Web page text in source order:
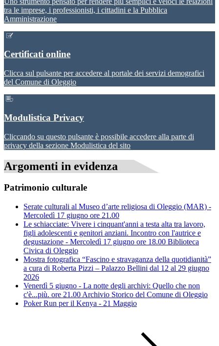
tra le imprese, i professionisti, i cittadini e la Pubblica
Amministrazione
Certificati online
Clicca sul pulsante per accedere al portale dei servizi demografici
del Comune di Oleggio
Modulistica Privacy
Cliccando su questo pulsante è possibile accedere alla parte di
privacy della sezione Modulistica del sito
Argomenti in evidenza
Patrimonio culturale
Serate culturali al Museo d’arte religiosa di Oleggio (MAR) -
Mercoledì 17 giugno ore 21.00
Le schiacciate: Vivere i cinquant'anni a testa alta tra lavoro,
figli adolescenti e genitori anziani. Incontro con l'autrice e
degustazione - Mercoledì 17 giugno ore 18.00 Biblioteca
Civica di Oleggio
Mostra fotografica “Fascino e stravaganza della quotidianità”
a cura di Roberta Pizzi – Palazzo Bellini dal 12 al 29 giugno
2026
Venerdì 5 giugno - La notte degli archivi: Quello che non
c'è...più. ore 21.00 Archivio Storico del Comune di Oleggio
Poker Run per il Kenya - 21 Maggio